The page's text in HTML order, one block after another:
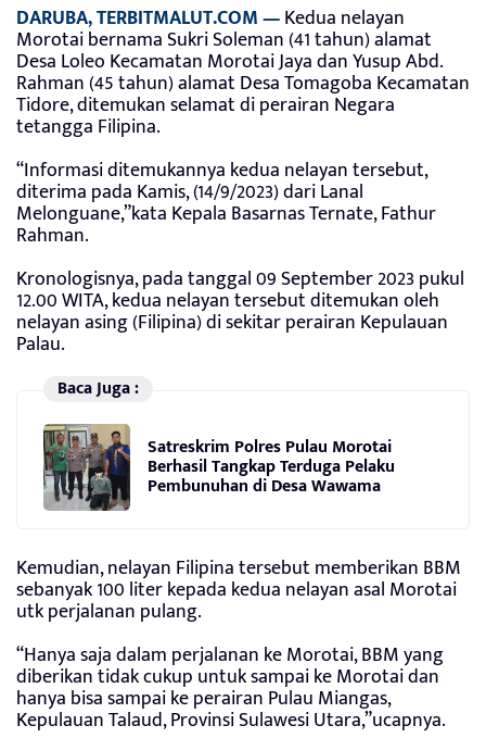
DARUBA, TERBITMALUT.COM —Kedua nelayan
Morotai bernama Sukri Soleman (41 tahun) alamat
Desa Loleo Kecamatan Morotai Jaya dan Yusup Abd.
Rahman (45 tahun) alamat Desa Tomagoba Kecamatan
Tidore, ditemukan selamat di perairan Negara
tetangga Filipina.
“Informasi ditemukannya kedua nelayan tersebut,
diterima pada Kamis, (14/9/2023) dari Lanal
Melonguane,”kata Kepala Basarnas Ternate, Fathur
Rahman.
Kronologisnya, pada tanggal 09 September 2023 pukul
12.00 WITA, kedua nelayan tersebut ditemukan oleh
nelayan asing (Filipina) di sekitar perairan Kepulauan
Palau.
Baca Juga :
Satreskrim Polres Pulau Morotai
Berhasil Tangkap Terduga Pelaku
Pembunuhan di Desa Wawama
Kemudian, nelayan Filipina tersebut memberikan BBM
sebanyak 100 liter kepada kedua nelayan asal Morotai
utk perjalanan pulang.
“Hanya saja dalam perjalanan ke Morotai, BBM yang
diberikan tidak cukup untuk sampai ke Morotai dan
hanya bisa sampai ke perairan Pulau Miangas,
Kepulauan Talaud, Provinsi Sulawesi Utara,”ucapnya.